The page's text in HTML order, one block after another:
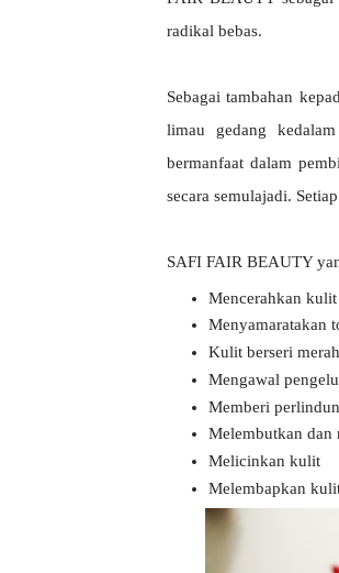
radikal bebas.
Sebagai tambahan
limau gedang
bermanfaat dalam
secara semulajadi.
SAFI FAIR BEAUTY
Mencerahkan kulit
Menyamaratakan
Kulit berseri
Mengawal
Memberi
Melembutkan dan
Melicinkan kulit
Melembapkan